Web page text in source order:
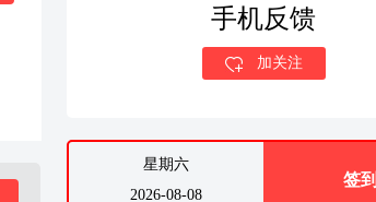
手机反馈
加关注
星期六
2026-08-08
签到